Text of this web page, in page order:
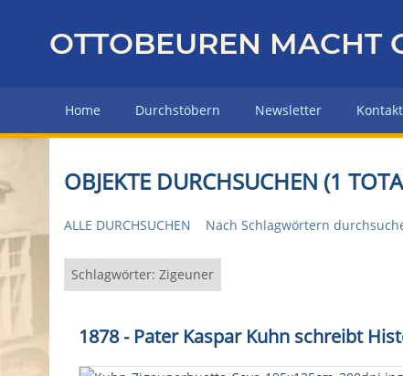
z
r
H
u
p
e
OTTOBEUREN MACHT
Home Durchstöbern Newsletter Kontakt
OBJEKTE DURCHSUCHEN (1
ALLE DURCHSUCHEN Nach Schlagwörtern
Schlagwörter: Zigeuner
1878 - Pater Kaspar Kuhn schreibt